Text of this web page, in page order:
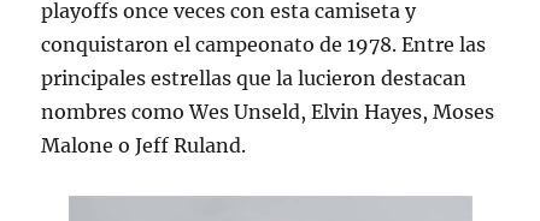
playoffs once veces con esta camiseta y
conquistaron el campeonato de 1978. Entre las
principales estrellas que la lucieron destacan
nombres como Wes Unseld, Elvin Hayes, Moses
Malone o Jeff Ruland.